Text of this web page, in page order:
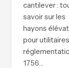
cantilever :
savoir sur les
hayons
pour
1756…